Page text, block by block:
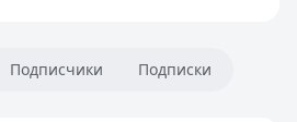
Подписчики Подписки